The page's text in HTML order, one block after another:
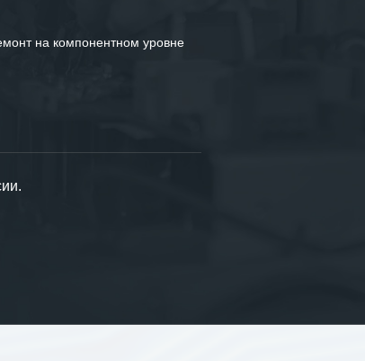
на компонентном уровне